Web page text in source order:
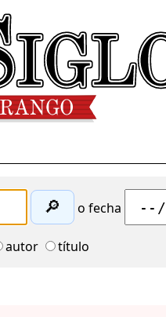
🔎 o fecha
autor título